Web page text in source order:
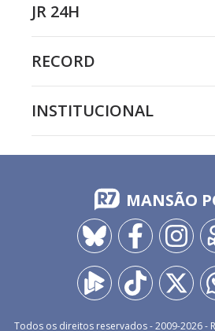
JR 24H
RECORD
INSTITUCIONAL
MANSÃO
Todos os direitos reservados - 2009-2026-